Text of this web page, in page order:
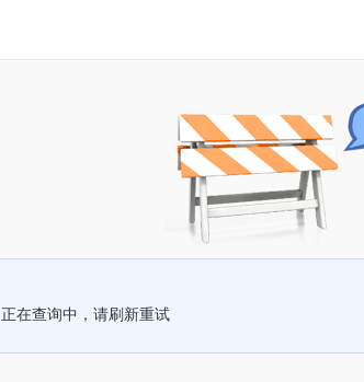
正在查询中，请刷新重试